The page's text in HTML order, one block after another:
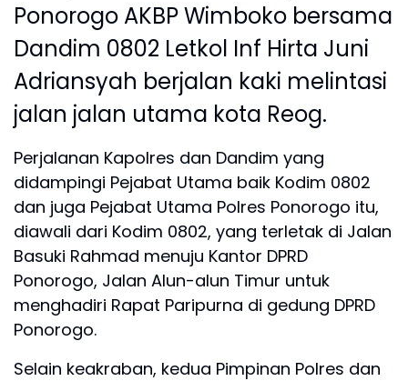
Ponorogo AKBP Wimboko bersama
Dandim 0802 Letkol Inf Hirta Juni
Adriansyah berjalan kaki melintasi
jalan jalan utama kota Reog.
Perjalanan Kapolres dan Dandim yang
didampingi Pejabat Utama baik Kodim 0802
dan juga Pejabat Utama Polres Ponorogo itu,
diawali dari Kodim 0802, yang terletak di Jalan
Basuki Rahmad menuju Kantor DPRD
Ponorogo, Jalan Alun-alun Timur untuk
menghadiri Rapat Paripurna di gedung DPRD
Ponorogo.
Selain keakraban, kedua Pimpinan Polres dan